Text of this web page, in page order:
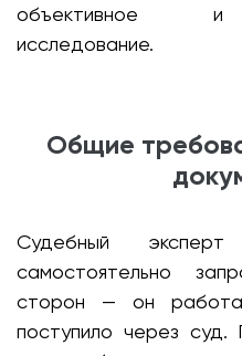
объективное и
исследование.
Общие
Судебный
самостоятельно
сторон — он
поступило через